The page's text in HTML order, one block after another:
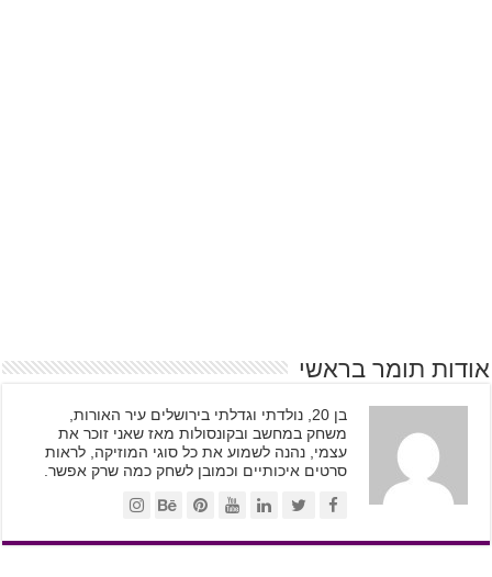
אודות תומר בראשי
בן 20, נולדתי וגדלתי בירושלים עיר האורות,
משחק במחשב ובקונסולות מאז שאני זוכר את
עצמי, נהנה לשמוע את כל סוגי המוזיקה, לראות
סרטים איכותיים וכמובן לשחק כמה שרק אפשר.